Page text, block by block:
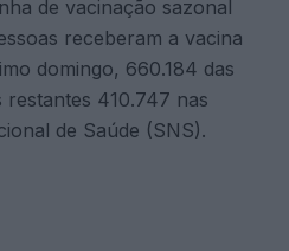
de vacinação sazonal
receberam a vacina
domingo, 660.184 das
restantes 410.747 nas
de Saúde (SNS).